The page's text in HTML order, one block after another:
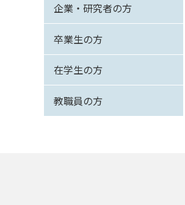
企業・研究者の方
卒業生の方
在学生の方
教職員の方